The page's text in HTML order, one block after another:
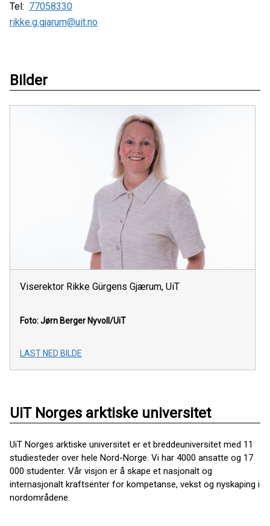
Tel: 77058330
rikke.g.gjarum@uit.no
Bilder
Viserektor Rikke Gürgens Gjærum, UiT
Foto: Jørn Berger Nyvoll/UiT
LAST NED BILDE
UiT Norges arktiske universitet
UiT Norges arktiske universitet er et breddeuniversitet med 11
studiesteder over hele Nord-Norge. Vi har 4000 ansatte og 17
000 studenter. Vår visjon er å skape et nasjonalt og
internasjonalt kraftsenter for kompetanse, vekst og nyskaping i
nordområdene.